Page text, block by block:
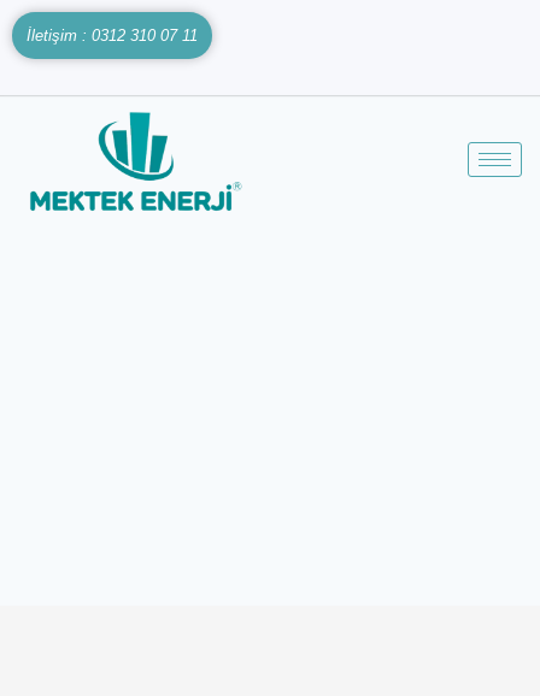
İletişim : 0312 310 07 11